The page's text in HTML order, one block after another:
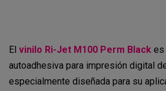
El vinilo Ri-Jet M100 Perm Black es
autoadhesiva para impresión digital
especialmente diseñada para su